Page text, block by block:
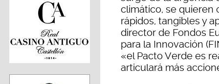
climático, se quieren
rápidos, tangibles y
director de Fondos
para la Innovación
«el Pacto Verde es
articulará más